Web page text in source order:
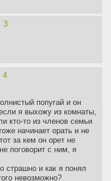
3
4
попугай и он
я выхожу из комнаты,
кто-то из членов семьи
начинает орать и не
за кем он орет не
поговорит с ним, я
страшно и как я понял
невозможно?